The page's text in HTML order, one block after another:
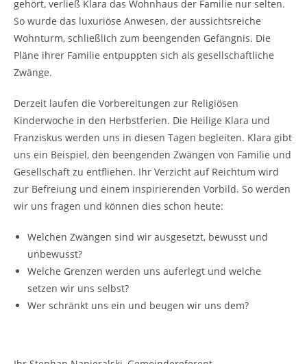
gehört, verließ Klara das Wohnhaus der Familie nur selten.
So wurde das luxuriöse Anwesen, der aussichtsreiche
Wohnturm, schließlich zum beengenden Gefängnis. Die
Pläne ihrer Familie entpuppten sich als gesellschaftliche
Zwänge.
Derzeit laufen die Vorbereitungen zur Religiösen
Kinderwoche in den Herbstferien. Die Heilige Klara und
Franziskus werden uns in diesen Tagen begleiten. Klara gibt
uns ein Beispiel, den beengenden Zwängen von Familie und
Gesellschaft zu entfliehen. Ihr Verzicht auf Reichtum wird
zur Befreiung und einem inspirierenden Vorbild. So werden
wir uns fragen und können dies schon heute:
Welchen Zwängen sind wir ausgesetzt, bewusst und
unbewusst?
Welche Grenzen werden uns auferlegt und welche
setzen wir uns selbst?
Wer schränkt uns ein und beugen wir uns dem?